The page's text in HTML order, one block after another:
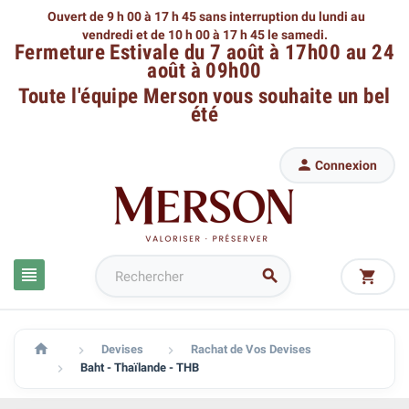
Ouvert de 9 h 00 à 17 h 45 sans interruption du lundi au
vendredi et de 10 h 00 à 17 h 45 le samedi.
Fermeture Estivale du 7 août à 17h00 au 24
août à 09h00
Toute l'équipe Mersonvous souhaite un bel
été
 
 Connexion

  Devises  Rachat de Vos Devises
 Baht - Thaïlande - THB